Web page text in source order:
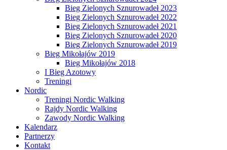
Bieg Zielonych Sznurowadeł 2023
Bieg Zielonych Sznurowadeł 2022
Bieg Zielonych Sznurowadeł 2021
Bieg Zielonych Sznurowadeł 2020
Bieg Zielonych Sznurowadeł 2019
Bieg Mikołajów 2019
Bieg Mikołajów 2018
I Bieg Azotowy
Treningi
Nordic
Treningi Nordic Walking
Rajdy Nordic Walking
Zawody Nordic Walking
Kalendarz
Partnerzy
Kontakt